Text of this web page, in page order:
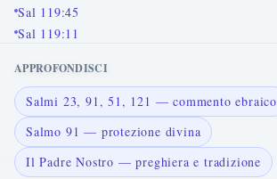
Sal 119:45
Sal 119:11
APPROFONDISCI
Salmi 23, 91, 51, 121 — commento ebraico
Salmo 91 — protezione divina
Il Padre Nostro — preghiera e tradizione